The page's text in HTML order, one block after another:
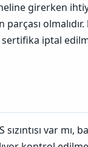
girerken
olmalıdır.
sertifika iptal
var mı,